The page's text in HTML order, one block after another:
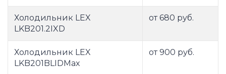
Холодильник LEX
LKB201.2IXD
от 680 руб.
Холодильник LEX
LKB201BLIDMax
от 900 руб.